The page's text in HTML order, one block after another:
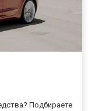
Подбираете